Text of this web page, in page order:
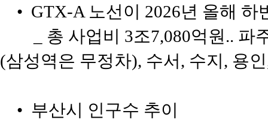
• GTX-A 노선이 2026년 올해 하
_ 총 사업비 3조7,080억원..
(삼성역은 무정차), 수서, 수지, 용
• 부산시 인구수 추이